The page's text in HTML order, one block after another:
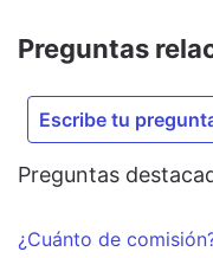
Preguntas
Escribe tu
Preguntas
¿Cuánto de